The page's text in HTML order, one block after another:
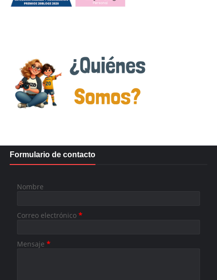
Formulario de contacto
Nombre
Correo electrónico *
Mensaje *